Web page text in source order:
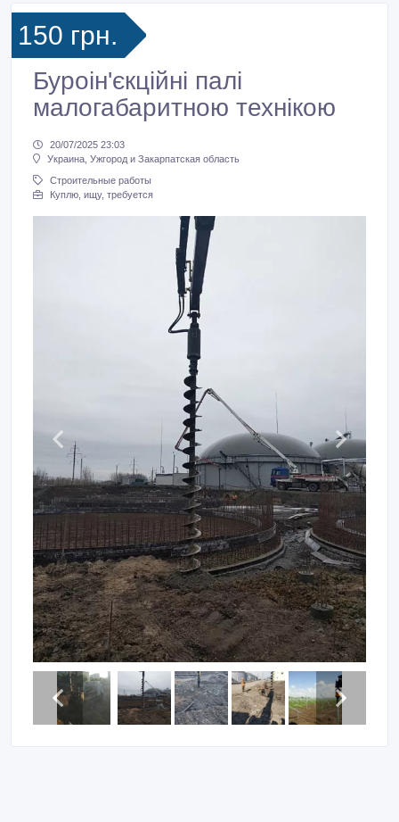
150 грн.
Буроін'єкційні палі
малогабаритною технікою
20/07/2025 23:03
Украина, Ужгород и Закарпатская область
Строительные работы
Куплю, ищу, требуется